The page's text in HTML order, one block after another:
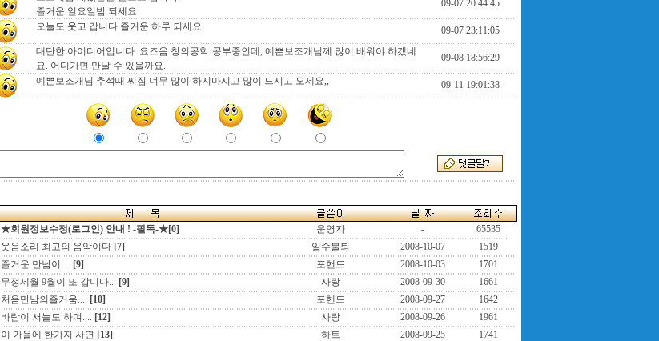
즐거운 일요일밤 되세요.
09-07 20:44:45
오늘도 웃고 갑니다 즐거운 하루 되세요 09-07 23:11:05
대단한 아이디어입니다. 요즈음 창의공학 공부중인데, 예쁜보조개님께 많이 배워야 하겠네
요. 어디가면 만날 수 있을까요.
09-08 18:56:29
예쁜보조개님 추석때 찌짐 너무 많이 하지마시고 많이 드시고 오세요,, 09-11 19:01:38
★회원정보수정(로그인) 안내 ! -필독-★[0] 운영자 -
65535
웃음소리 최고의 음악이다 [7] 일수불퇴 2008-10-07
1519
즐거운 만남이.... [9] 포핸드 2008-10-03
1701
무정세월 9월이 또 갑니다... [9] 사랑 2008-09-30
1661
처음만남의즐거움.... [10] 포핸드 2008-09-27
1642
바람이 서늘도 하여.... [12] 사랑 2008-09-26
1961
이 가을에 한가지 사연 [13] 하트 2008-09-25
1741